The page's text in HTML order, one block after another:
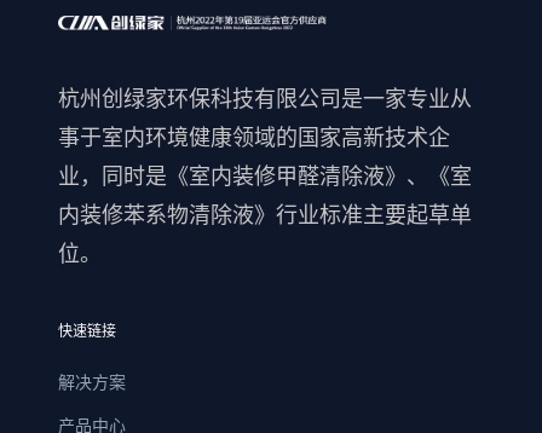
杭州创绿家环保科技有限公司是一家专业从
事于室内环境健康领域的国家高新技术企
业，同时是《室内装修甲醛清除液》、《室
内装修苯系物清除液》行业标准主要起草单
位。
快速链接
解决方案
产品中心